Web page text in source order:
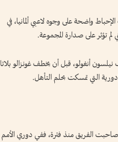
واضحة على وجوه لاعبي ألمانيا، في
تؤثر على صدارة المجموعة.
أنغولو، قبل أن يخطف غونزالو بلاتا
صاحبت الفريق منذ فترة، ففي دوري الأمم